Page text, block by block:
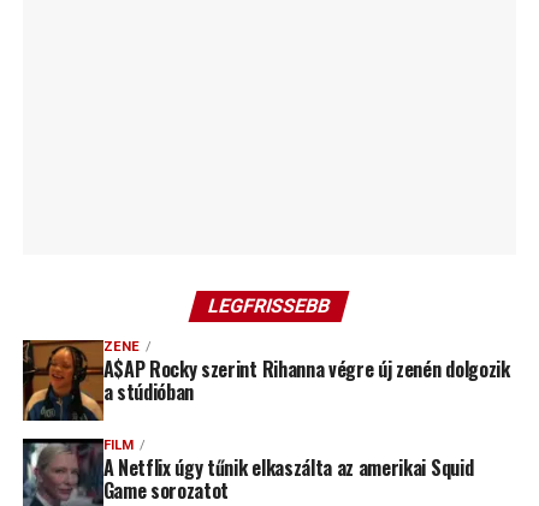
LEGFRISSEBB
ZENE
A$AP Rocky szerint Rihanna végre új zenén dolgozik
a stúdióban
FILM
A Netflix úgy tűnik elkaszálta az amerikai Squid
Game sorozatot